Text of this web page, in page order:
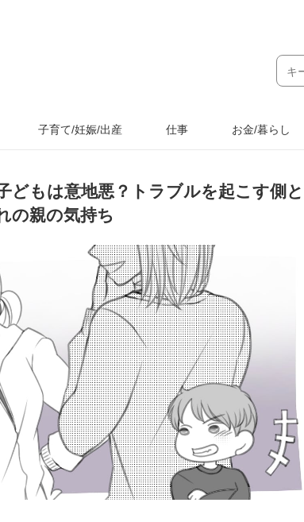
子育て/妊娠/出産 仕事 お金/暮らし
どもは意地悪？トラブルを起こす側と
の親の気持ち